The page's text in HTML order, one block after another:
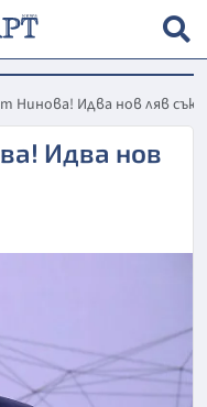
Нинова! Идва нов ляв съюз
Идва нов